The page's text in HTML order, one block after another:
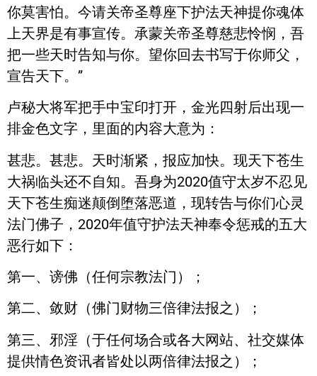
你莫害怕。今请关帝圣尊座下护法天神提你魂体
上天界是有事宣传。承蒙关帝圣尊慈悲怜悯，吾
把一些天时告知与你。望你回去书写于你师父，
宣告天下。”
卢秘大将军把手中宝印打开，金光四射后出现一
排金色文字，里面的内容大意为：
甚悲。甚悲。天时渐紧，报应加快。现天下苍生
大祸临头还不自知。吾身为2020值守太岁不忍见
天下苍生痴迷颠倒堕落恶道，现转告与你们心灵
法门佛子，2020年值守护法天神奉令惩戒的五大
恶行如下：
第一、谤佛（任何宗教法门）；
第二、敛财（佛门财物三倍律法报之）；
第三、邪淫（于任何场合或各大网站、社交媒体
提供情色资讯者皆处以两倍律法报之）；